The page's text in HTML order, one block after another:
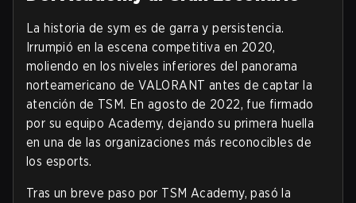
La historia de sym es de garra y persistencia.
Irrumpió en la escena competitiva en 2020,
moliendo en los niveles inferiores del panorama
norteamericano de VALORANT antes de captar la
atención de TSM. En agosto de 2022, fue firmado
por su equipo Academy, dejando su primera huella
en una de las organizaciones más reconocibles de
los esports.
Tras un breve paso por TSM Academy, pasó la